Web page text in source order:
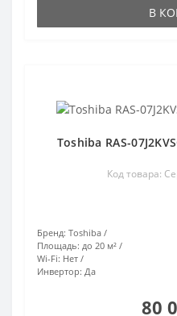
В
Toshiba RAS-
Код товара:
Бренд: Toshiba
Площадь: до 20 м²
Wi-Fi: Нет
Инвертор: Да
80